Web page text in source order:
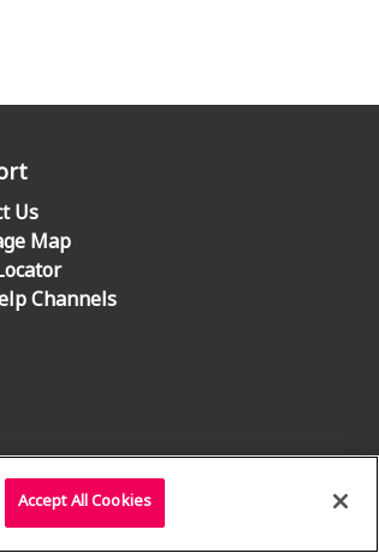
Us
Map
Channels
Accept All Cookies